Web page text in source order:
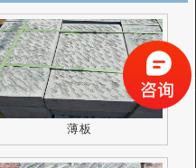
薄板